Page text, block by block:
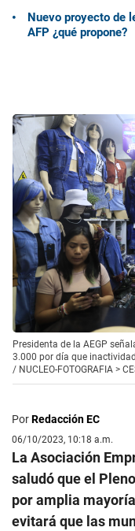
Nuevo proyecto de
AFP ¿qué propone?
Presidenta de la AEGP
3.000 por día que
/ NUCLEO-FOTOGRAFIA >
PorRedacción EC
06/10/2023, 10:18 a.m.
La Asociación
saludó que el
por amplia
evitará que las